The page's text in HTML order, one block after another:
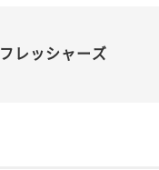
レッシャーズ